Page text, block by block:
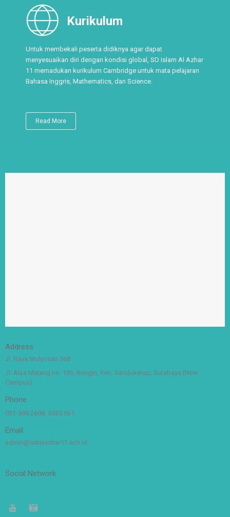
Kurikulum
Untuk membekali peserta didiknya agar dapat
menyesuaikan diri dengan kondisi global, SD Islam Al Azhar
11 memadukan kurikulum Cambridge untuk mata pelajaran
Bahasa Inggris, Mathematics, dan Science.
Read More
Address
Jl. Raya Mulyosari 368
Jl. Alas Malang no. 136, Bringin, Kec. Sambikerep, Surabaya (New
Campus)
Phone
031-598 2608, 5935 661
Email
admin@sdialazhar11.sch.id
Social Network